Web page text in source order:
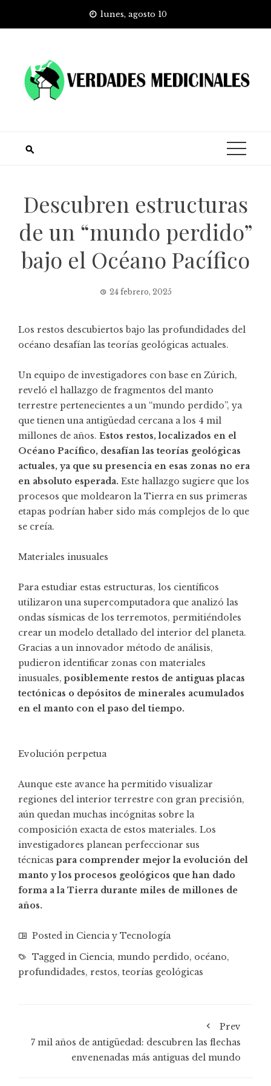
lunes, agosto 10
Descubren estructuras
de un “mundo perdido”
bajo el Océano Pacífico
24 febrero, 2025
Los restos descubiertos bajo las profundidades del
océano desafían las teorías geológicas actuales.
Un equipo de investigadores con base en Zúrich,
reveló el hallazgo de fragmentos del manto
terrestre pertenecientes a un “mundo perdido”, ya
que tienen una antigüedad cercana a los 4 mil
millones de años. Estos restos, localizados en el
Océano Pacífico, desafían las teorías geológicas
actuales, ya que su presencia en esas zonas no era
en absoluto esperada. Este hallazgo sugiere que los
procesos que moldearon la Tierra en sus primeras
etapas podrían haber sido más complejos de lo que
se creía.
Materiales inusuales
Para estudiar estas estructuras, los científicos
utilizaron una supercomputadora que analizó las
ondas sísmicas de los terremotos, permitiéndoles
crear un modelo detallado del interior del planeta.
Gracias a un innovador método de análisis,
pudieron identificar zonas con materiales
inusuales, posiblemente restos de antiguas placas
tectónicas o depósitos de minerales acumulados
en el manto con el paso del tiempo.
Evolución perpetua
Aunque este avance ha permitido visualizar
regiones del interior terrestre con gran precisión,
aún quedan muchas incógnitas sobre la
composición exacta de estos materiales. Los
investigadores planean perfeccionar sus
técnicas para comprender mejor la evolución del
manto y los procesos geológicos que han dado
forma a la Tierra durante miles de millones de
años.
Posted in Ciencia y Tecnología
Tagged in Ciencia, mundo perdido, océano,
profundidades, restos, teorías geológicas
Prev
7 mil años de antigüedad: descubren las flechas
envenenadas más antiguas del mundo